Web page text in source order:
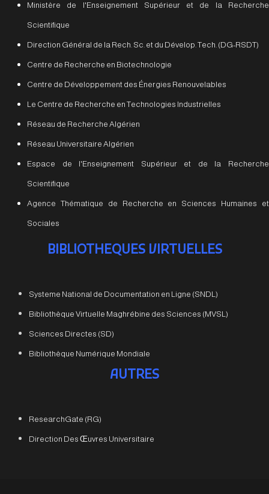
Ministère de l'Enseignement Supérieur et de la Recherche
Scientifique
Direction Général de la Rech. Sc. et du Dévelop. Tech. (DG-RSDT)
Centre de Recherche en Biotechnologie
Centre de Développement des Énergies Renouvelables
Le Centre de Recherche en Technologies Industrielles
Réseau de Recherche Algérien
Réseau Universitaire Algérien
Espace de l'Enseignement Supérieur et de la Recherche
Scientifique
Agence Thématique de Recherche en Sciences Humaines et
Sociales
BIBLIOTHEQUES VIRTUELLES
Systeme National de Documentation en Ligne (SNDL)
Bibliothèque Virtuelle Maghrébine des Sciences (MVSL)
Sciences Directes (SD)
Bibliothèque Numérique Mondiale
AUTRES
ResearchGate (RG)
Direction Des Œuvres Universitaire